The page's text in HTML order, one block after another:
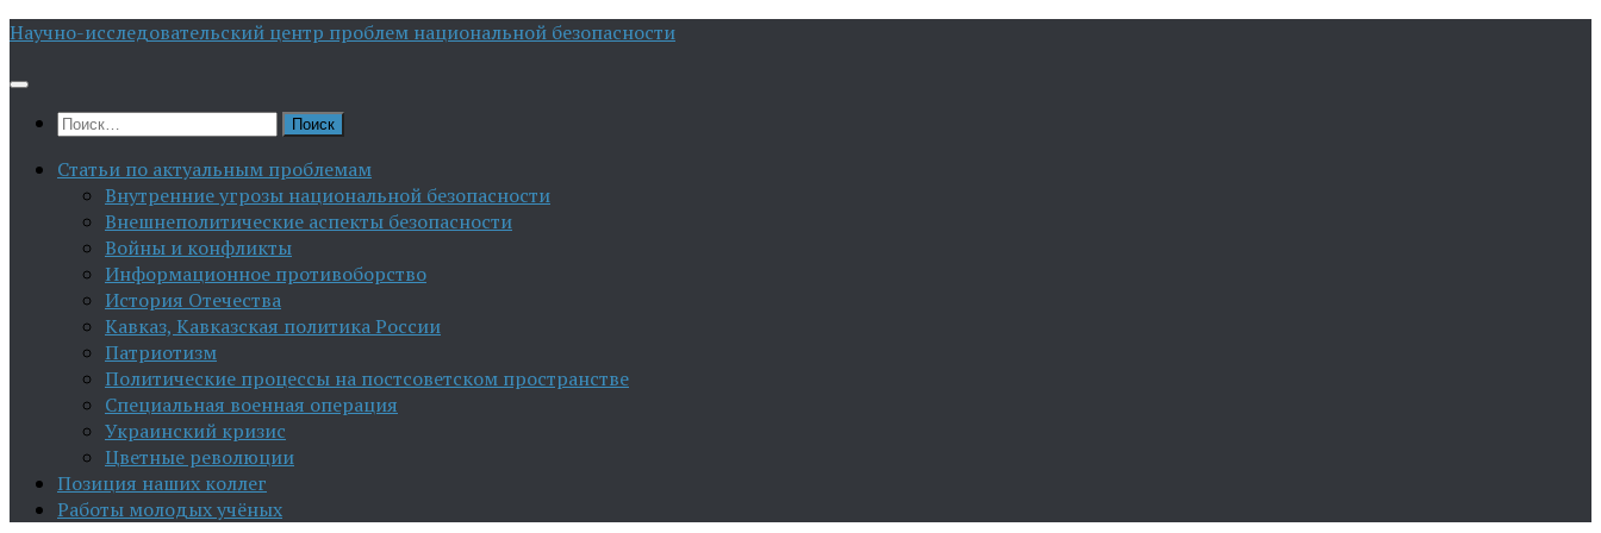
Перейти
содержимому
Научно-исследовательский центр проблем национальной безопасности
Найти:
Статьи по актуальным проблемам
Внутренние угрозы национальной безопасности
Внешнеполитические аспекты безопасности
Войны и конфликты
Информационное противоборство
История Отечества
Кавказ, Кавказская политика России
Патриотизм
Политические процессы на постсоветском пространстве
Специальная военная операция
Украинский кризис
Цветные революции
Позиция наших коллег
Работы молодых учёных